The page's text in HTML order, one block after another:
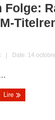
Folge:
| Date: 14
Lire